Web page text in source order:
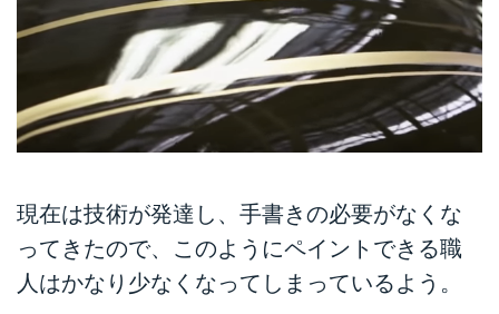
現在は技術が発達し、手書きの必要がなくな
ってきたので、このようにペイントできる職
人はかなり少なくなってしまっているよう。